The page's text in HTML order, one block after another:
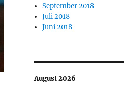
September 2018
Juli 2018
Juni 2018
August 2026